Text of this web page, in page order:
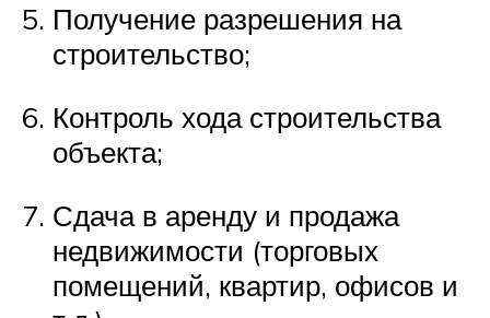
Получение разрешения на
строительство;
Контроль хода строительства
объекта;
Сдача в аренду и продажа
недвижимости (торговых
помещений, квартир, офисов и